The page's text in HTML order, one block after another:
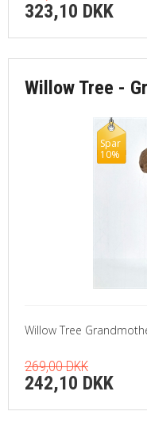
323,10 DKK
Willow Tree -
Spar
10%
Willow Tree
269,00 DKK
242,10 DKK